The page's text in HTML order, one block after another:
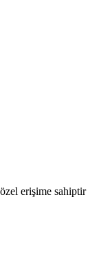
erişime sahiptir